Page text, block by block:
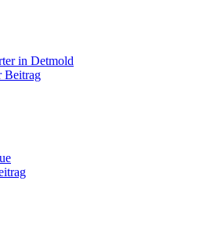
in Detmold
Beitrag